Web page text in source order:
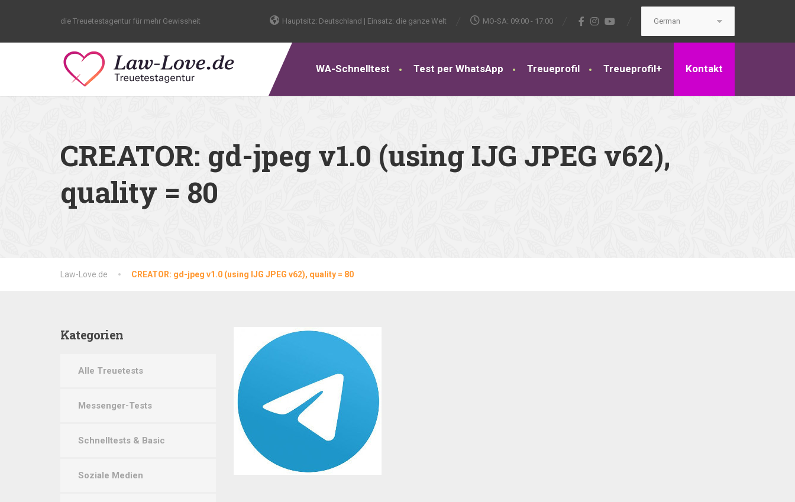
die Treuetestagentur für mehr Gewissheit Hauptsitz: Deutschland | Einsatz: die ganze Welt MO-SA: 09:00 - 17:00
WA-Schnelltest Test per WhatsApp Treueprofil Treueprofil+ Kontakt
CREATOR: gd-jpeg v1.0 (using IJG JPEG v62),
quality = 80
Law-Love.de CREATOR: gd-jpeg v1.0 (using IJG JPEG v62), quality = 80
Kategorien
Alle Treuetests
Messenger-Tests
Schnelltests & Basic
Soziale Medien